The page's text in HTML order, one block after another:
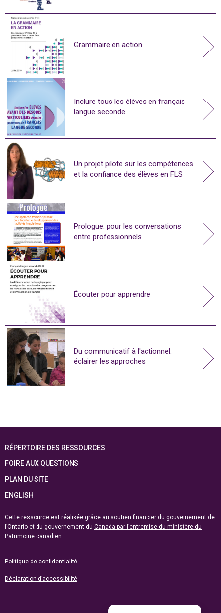
Grammaire en action
Inclure tous les élèves en français
langue seconde
Un projet pilote sur les compétences
et la confiance des élèves en FLS
Prologue: pour les conversations
entre professionnels
Écouter pour apprendre
Du communicatif à l'actionnel:
éclairer les approches
RÉPERTOIRE DES RESSOURCES
FOIRE AUX QUESTIONS
PLAN DU SITE
ENGLISH
Cette ressource est réalisée grâce au soutien financier du gouvernement de
l’Ontario et du gouvernement du Canada par l’entremise du ministère du
Patrimoine canadien
Politique de confidentialité
Déclaration d’accessibilité